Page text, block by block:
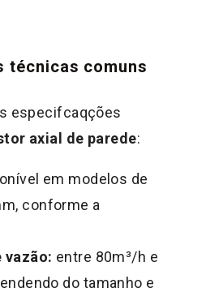
técnicas comuns
especifcaqções
axial de parede:
em modelos de
conforme a
vazão: entre 80m³/h e
do tamanho e